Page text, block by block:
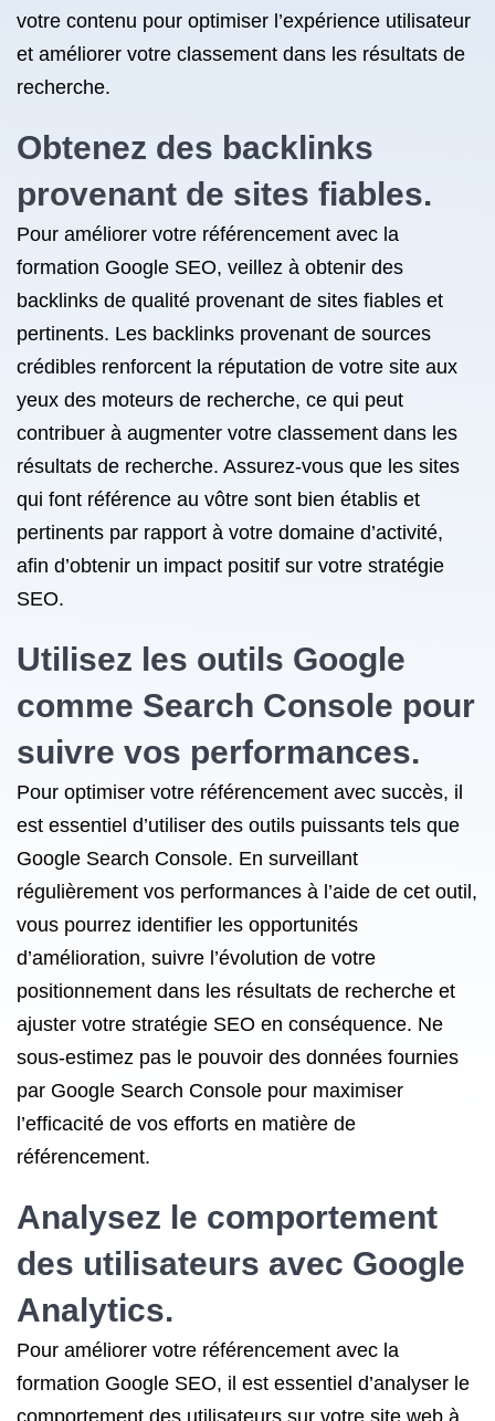
votre contenu pour optimiser l’expérience utilisateur
et améliorer votre classement dans les résultats de
recherche.
Obtenez des backlinks
provenant de sites fiables.
Pour améliorer votre référencement avec la
formation Google SEO, veillez à obtenir des
backlinks de qualité provenant de sites fiables et
pertinents. Les backlinks provenant de sources
crédibles renforcent la réputation de votre site aux
yeux des moteurs de recherche, ce qui peut
contribuer à augmenter votre classement dans les
résultats de recherche. Assurez-vous que les sites
qui font référence au vôtre sont bien établis et
pertinents par rapport à votre domaine d’activité,
afin d’obtenir un impact positif sur votre stratégie
SEO.
Utilisez les outils Google
comme Search Console pour
suivre vos performances.
Pour optimiser votre référencement avec succès, il
est essentiel d’utiliser des outils puissants tels que
Google Search Console. En surveillant
régulièrement vos performances à l’aide de cet outil,
vous pourrez identifier les opportunités
d’amélioration, suivre l’évolution de votre
positionnement dans les résultats de recherche et
ajuster votre stratégie SEO en conséquence. Ne
sous-estimez pas le pouvoir des données fournies
par Google Search Console pour maximiser
l’efficacité de vos efforts en matière de
référencement.
Analysez le comportement
des utilisateurs avec Google
Analytics.
Pour améliorer votre référencement avec la
formation Google SEO, il est essentiel d’analyser le
comportement des utilisateurs sur votre site web à